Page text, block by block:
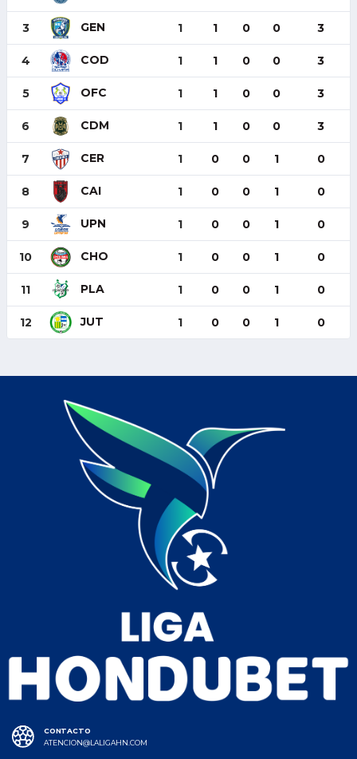
3 GEN 1 1 0 0 3
4 COD 1 1 0 0 3
5 OFC 1 1 0 0 3
6 CDM 1 1 0 0 3
7 CER 1 0 0 1 0
8 CAI 1 0 0 1 0
9 UPN 1 0 0 1 0
10 CHO 1 0 0 1 0
11 PLA 1 0 0 1 0
12 JUT 1 0 0 1 0
CONTACTO
ATENCION@LALIGAHN.COM